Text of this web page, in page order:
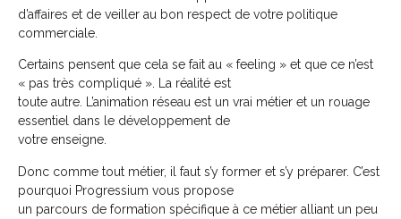
d’affaires et de veiller au bon respect de votre politique
commerciale.
Certains pensent que cela se fait au « feeling » et que ce n’est
« pas très compliqué ». La réalité est
toute autre. L’animation réseau est un vrai métier et un rouage
essentiel dans le développement de
votre enseigne.
Donc comme tout métier, il faut s’y former et s’y préparer. C’est
pourquoi Progressium vous propose
un parcours de formation spécifique à ce métier alliant un peu